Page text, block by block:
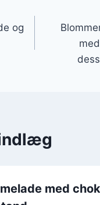
og
med